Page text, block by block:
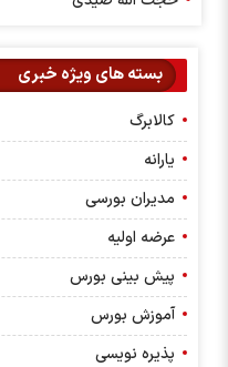
بسته های ویژه خبری
کالابرگ
یارانه
مدیران بورسی
عرضه اولیه
پیش بینی بورس
آموزش بورس
پذیره نویسی